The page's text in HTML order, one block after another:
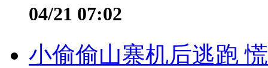
04/21 07:02
小偷偷山寨机后逃跑